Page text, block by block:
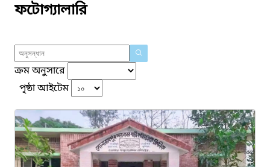
ফটোগ্যালারি
ক্রম অনুসারে
পৃষ্ঠা আইটেম